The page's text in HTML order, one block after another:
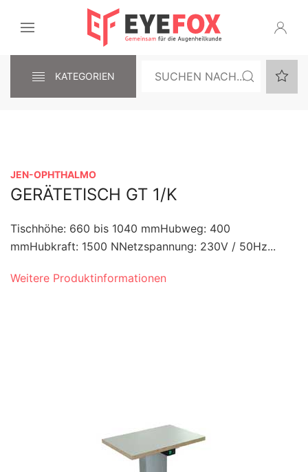
KATEGORIEN
JEN-OPHTHALMO
GERÄTETISCH GT 1/K
Tischhöhe: 660 bis 1040 mmHubweg: 400
mmHubkraft: 1500 NNetzspannung: 230V / 50Hz...
Weitere Produktinformationen